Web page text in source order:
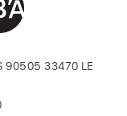
90505 33470 LE